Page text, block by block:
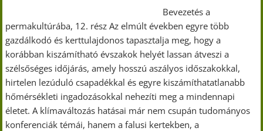
Bevezetés a
permakultúrába, 12. rész Az elmúlt években egyre több
gazdálkodó és kerttulajdonos tapasztalja meg, hogy a
korábban kiszámítható évszakok helyét lassan átveszi a
szélsőséges időjárás, amely hosszú aszályos időszakokkal,
hirtelen lezúduló csapadékkal és egyre kiszámíthatatlanabb
hőmérsékleti ingadozásokkal nehezíti meg a mindennapi
életet. A klímaváltozás hatásai már nem csupán tudományos
konferenciák témái, hanem a falusi kertekben, a